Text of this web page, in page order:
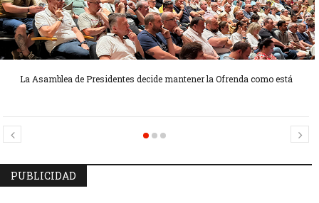
La Asamblea de Presidentes decide mantener la Ofrenda como está
Candidatas Preseleccionadas por el sector Olivereta
Candidatas Preseleccionadas por el sector Sector La Seu-La Xerea-El
PUBLICIDAD